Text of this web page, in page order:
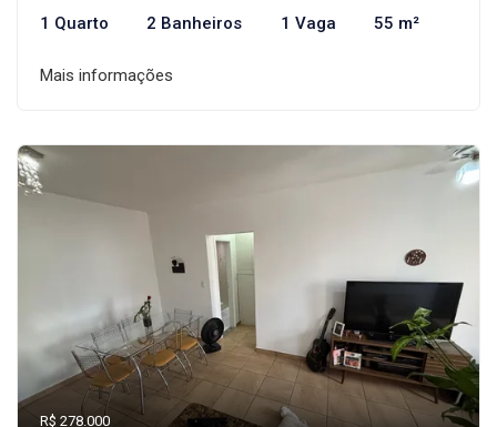
1 Quarto 2 Banheiros 1 Vaga 55 m²
Mais informações
R$ 278.000